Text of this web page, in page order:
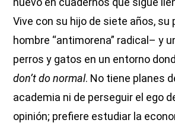
Vive con su hijo de siete años, su
hombre “antimorena” radical– y
perros y gatos en un entorno
don’t do normal. No tiene planes
academia ni de perseguir el ego
opinión; prefiere estudiar la